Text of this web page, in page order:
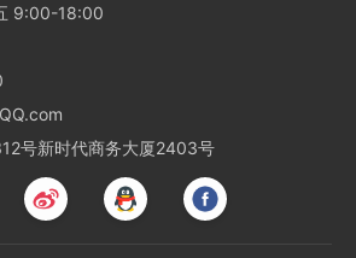
9:00-18:00
号新时代商务大厦2403号